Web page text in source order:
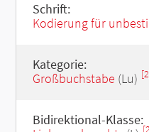
Schrift:
Kodierung für
Kategorie:
Großbuchstabe (Lu)
Bidirektional-Klasse: